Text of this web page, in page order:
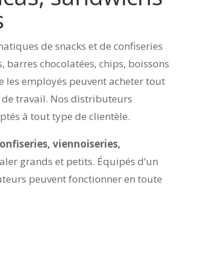
de snacks et de confiseries
barres chocolatées, chips, boissons
les employés peuvent acheter tout
travail. Nos distributeurs
à tout type de clientèle.
viennoiseries,
grands et petits. Équipés d’un
peuvent fonctionner en toute